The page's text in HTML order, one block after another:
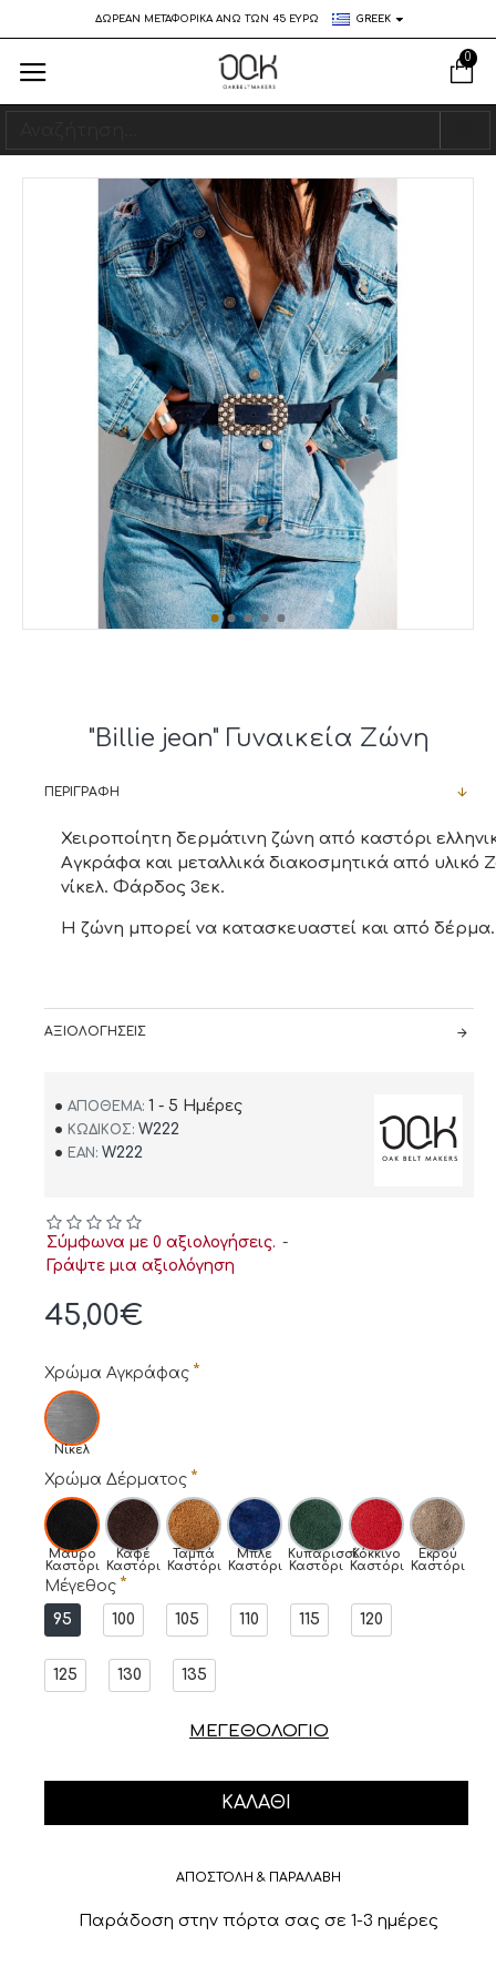
ΔΩΡΕΑΝ ΜΕΤΑΦΟΡΙΚΑ ΑΝΩ ΤΩΝ 45 ΕΥΡΩ GREEK
0
"Billie jean" Γυναικεία Ζώνη
ΠΕΡΙΓΡΑΦΉ
Χειροποίητη δερμάτινη ζώνη από καστόρι
Αγκράφα και μεταλλικά διακοσμητικά από
νίκελ. Φάρδος 3εκ.
Η ζώνη μπορεί να κατασκευαστεί και από δέρμα.
ΑΞΙΟΛΟΓΉΣΕΙΣ
ΑΠΌΘΕΜΑ: 1 - 5 Ημέρες
ΚΩΔΙΚΌΣ: W222
EAN: W222
Σύμφωνα με 0 αξιολογήσεις. -
Γράψτε μια αξιολόγηση
45,00€
Χρώμα Αγκράφας
Νίκελ
Χρώμα Δέρματος
Μαύρο
Καστόρι
Καφέ
Καστόρι
Ταμπά
Καστόρι
Μπλε
Καστόρι
Κυπαρισσί
Καστόρι
Κόκκινο
Καστόρι
Εκρού
Καστόρι
Μέγεθος
95
100 105 110 115 120
125 130 135
ΚΑΛΆΘΙ
ΜΕΓΕΘΟΛΟΓΙΟ
ΑΠΟΣΤΟΛΗ & ΠΑΡΑΛΑΒΗ
Παράδοση στην πόρτα σας σε 1-3 ημέρες